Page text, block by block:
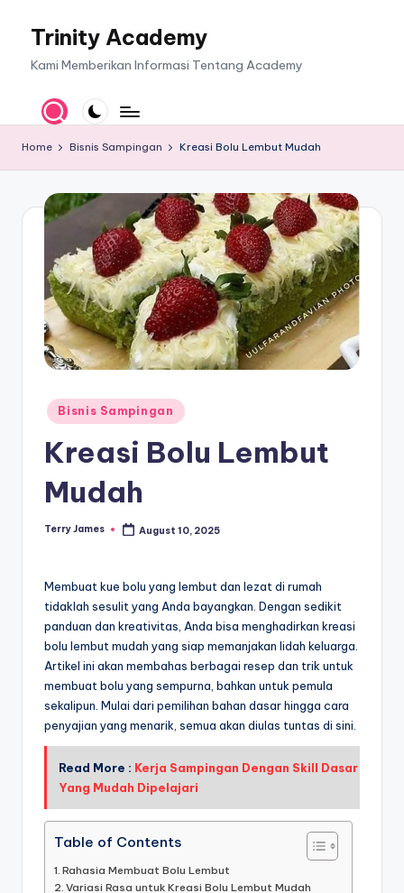
Trinity Academy
Kami Memberikan Informasi Tentang Academy
Home Bisnis Sampingan Kreasi Bolu Lembut Mudah
Posted
in
Bisnis Sampingan
Kreasi Bolu Lembut
Mudah
Posted
Terry James August 10, 2025
Membuat kue bolu yang lembut dan lezat di rumah
tidaklah sesulit yang Anda bayangkan. Dengan sedikit
panduan dan kreativitas, Anda bisa menghadirkan kreasi
bolu lembut mudah yang siap memanjakan lidah keluarga.
Artikel ini akan membahas berbagai resep dan trik untuk
membuat bolu yang sempurna, bahkan untuk pemula
sekalipun. Mulai dari pemilihan bahan dasar hingga cara
penyajian yang menarik, semua akan diulas tuntas di sini.
Read More : Kerja Sampingan Dengan Skill Dasar
Yang Mudah Dipelajari
Table of Contents
Rahasia Membuat Bolu Lembut
Variasi Rasa untuk Kreasi Bolu Lembut Mudah